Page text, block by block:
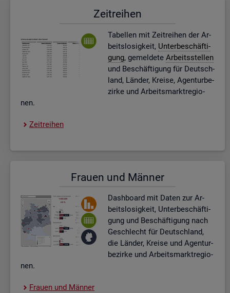
Zeit­rei­hen
Ta­bel­len mit Zeit­rei­hen der Ar­
beits­lo­sig­keit, Un­ter­be­schäf­ti­
gung, ge­mel­de­te Ar­beits­stel­len
und Be­schäf­ti­gung für Deutsch­
land, Län­der, Krei­se, Agen­tur­be­
zir­ke und Ar­beits­markt­re­gio­
nen.
Zeit­rei­hen
Frau­en und Män­ner
Dash­board mit Daten zur Ar­
beits­lo­sig­keit, Un­ter­be­schäf­ti­
gung und Be­schäf­ti­gung nach
Ge­schlecht für Deutsch­land,
die Län­der, Krei­se und Agen­tur­
be­zir­ke und Ar­beits­markt­re­gio­
nen.
Frau­en und Män­ner